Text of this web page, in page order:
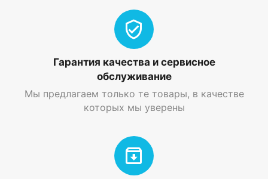
Гарантия качества и сервисное
обслуживание
Мы предлагаем только те товары, в качестве
которых мы уверены